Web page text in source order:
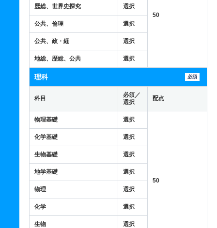
50
歴総、世界史探究 選択
公共、倫理 選択
公共、政・経 選択
地総、歴総、公共 選択
理科 必須
科目
必須／
選択
配点
物理基礎 選択
50
化学基礎 選択
生物基礎 選択
地学基礎 選択
物理 選択
化学 選択
生物 選択